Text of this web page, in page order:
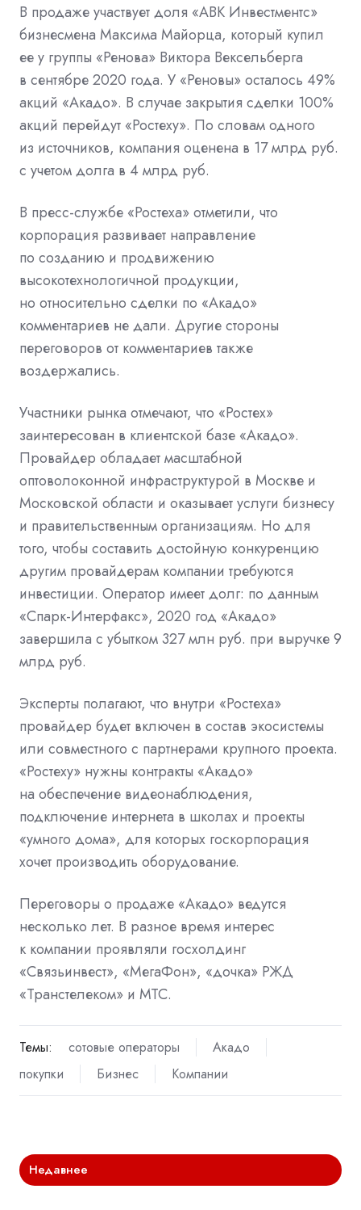
В продаже участвует доля «АВК Инвестментс»
бизнесмена Максима Майорца, который купил
ее у группы «Ренова» Виктора Вексельберга
в сентябре 2020 года. У «Реновы» осталось 49%
акций «Акадо». В случае закрытия сделки 100%
акций перейдут «Ростеху». По словам одного
из источников, компания оценена в 17 млрд руб.
с учетом долга в 4 млрд руб.
В пресс-службе «Ростеха» отметили, что
корпорация развивает направление
по созданию и продвижению
высокотехнологичной продукции,
но относительно сделки по «Акадо»
комментариев не дали. Другие стороны
переговоров от комментариев также
воздержались.
Участники рынка отмечают, что «Ростех»
заинтересован в клиентской базе «Акадо».
Провайдер обладает масштабной
оптоволоконной инфраструктурой в Москве и
Московской области и оказывает услуги бизнесу
и правительственным организациям. Но для
того, чтобы составить достойную конкуренцию
другим провайдерам компании требуются
инвестиции. Оператор имеет долг: по данным
«Спарк-Интерфакс», 2020 год «Акадо»
завершила с убытком 327 млн руб. при выручке 9
млрд руб.
Эксперты полагают, что внутри «Ростеха»
провайдер будет включен в состав экосистемы
или совместного с партнерами крупного проекта.
«Ростеху» нужны контракты «Акадо»
на обеспечение видеонаблюдения,
подключение интернета в школах и проекты
«умного дома», для которых госкорпорация
хочет производить оборудование.
Переговоры о продаже «Акадо» ведутся
несколько лет. В разное время интерес
к компании проявляли госхолдинг
«Связьинвест», «МегаФон», «дочка» РЖД
«Транстелеком» и МТС.
Темы: сотовые операторы
Акадо
покупки
Бизнес Компании
Недавнее